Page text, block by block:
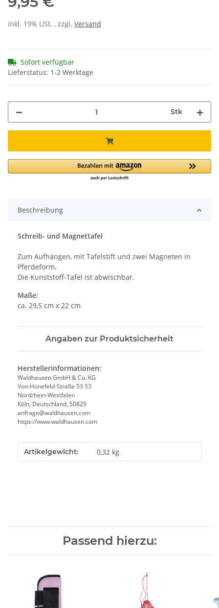
inkl. 19% USt. , zzgl. Versand
Sofort verfügbar
Lieferstatus: 1-2 Werktage
Stk
Beschreibung
Schreib- und Magnettafel
Zum Aufhängen, mit Tafelstift und zwei Magneten in
Pferdeform.
Die Kunststoff-Tafel ist abwischbar.
Maße:
ca. 29,5 cm x 22 cm
Angaben zur Produktsicherheit
Herstellerinformationen:
Waldhausen GmbH & Co. KG
Von-Hünefeld-Straße 53 53
Nordrhein-Westfalen
Köln, Deutschland, 50829
anfrage@waldhausen.com
https://www.waldhausen.com
Produkteigenschaft
Wert
Artikelgewicht: 0,32 kg
Passend hierzu: